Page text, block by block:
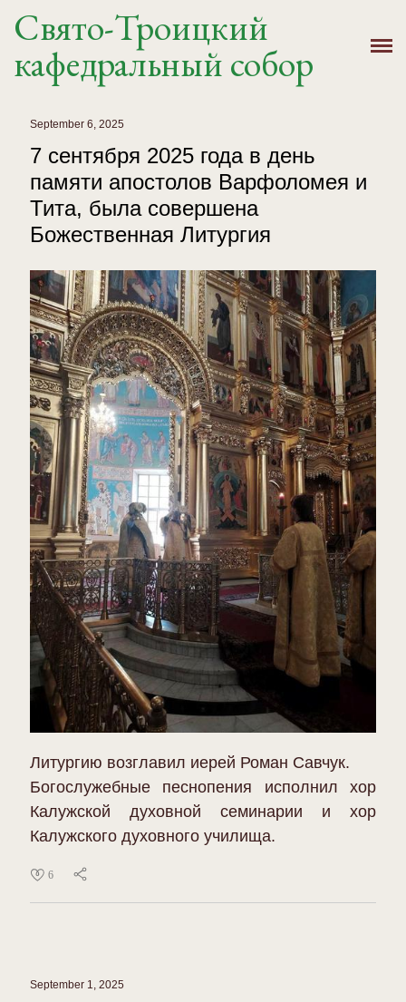
Главная
История
Расписание
Крещение, Венчание
Контакты
Свято-Троицкий
кафедральный собор
September 6, 2025
7 сентября 2025 года в день
памяти апостолов Варфоломея и
Тита, была совершена
Божественная Литургия
Литургию возглавил иерей Роман Савчук.
Богослужебные песнопения исполнил хор
Калужской духовной семинарии и хор
Калужского духовного училища.
6
September 1, 2025